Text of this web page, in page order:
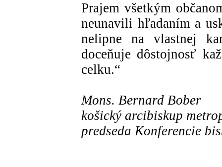
Prajem všetkým
neunavili hľadaním a
nelipne na vlastnej
doceňuje dôstojnosť
celku.“
Mons. Bernard Bober
košický arcibiskup
predseda Konferencie